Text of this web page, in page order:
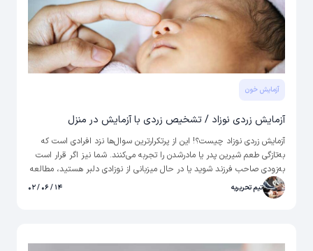
آزمایش خون
آزمایش زردی نوزاد / تشخیص زردی با آزمایش در منزل
آزمایش زردی نوزاد چیست؟! این از پرتکرارترین سوال‌ها نزد افرادی است که
به‌تازگی طعم شیرین پدر یا مادرشدن را تجربه می‌کنند. شما نیز اگر قرار است
به‌زودی صاحب فرزند شوید یا در حال میزبانی از نوزادی دلبر هستید، مطالعه
این مطلب مفید را از دست ندهید. در ابتدا باید یادآوری کنیم که می‌توانید
تست زردی نوزاد را در منزل خودتان انجام دهید. برای این کار از بخش آزمایش
تیم تحریریه ۱۴ / ۰۶ / ۰۲